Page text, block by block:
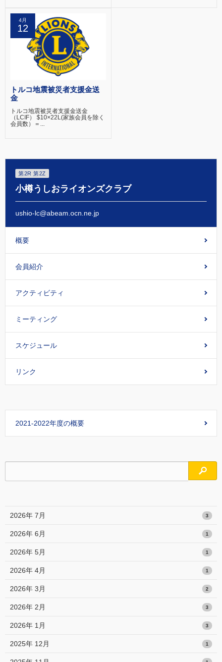
4月
12
トルコ地震被災者支援金送
金
トルコ地震被災者支援金送金
（LCIF） $10×22L(家族会員を除く
会員数）＝...
第2R 第2Z
小樽うしおライオンズクラブ
ushio-lc@abeam.ocn.ne.jp
概要
会員紹介
アクティビティ
ミーティング
スケジュール
リンク
2021-2022年度の概要
検索
2026年 7月 3
2026年 6月 1
2026年 5月 1
2026年 4月 1
2026年 3月 2
2026年 2月 3
2026年 1月 3
2025年 12月 1